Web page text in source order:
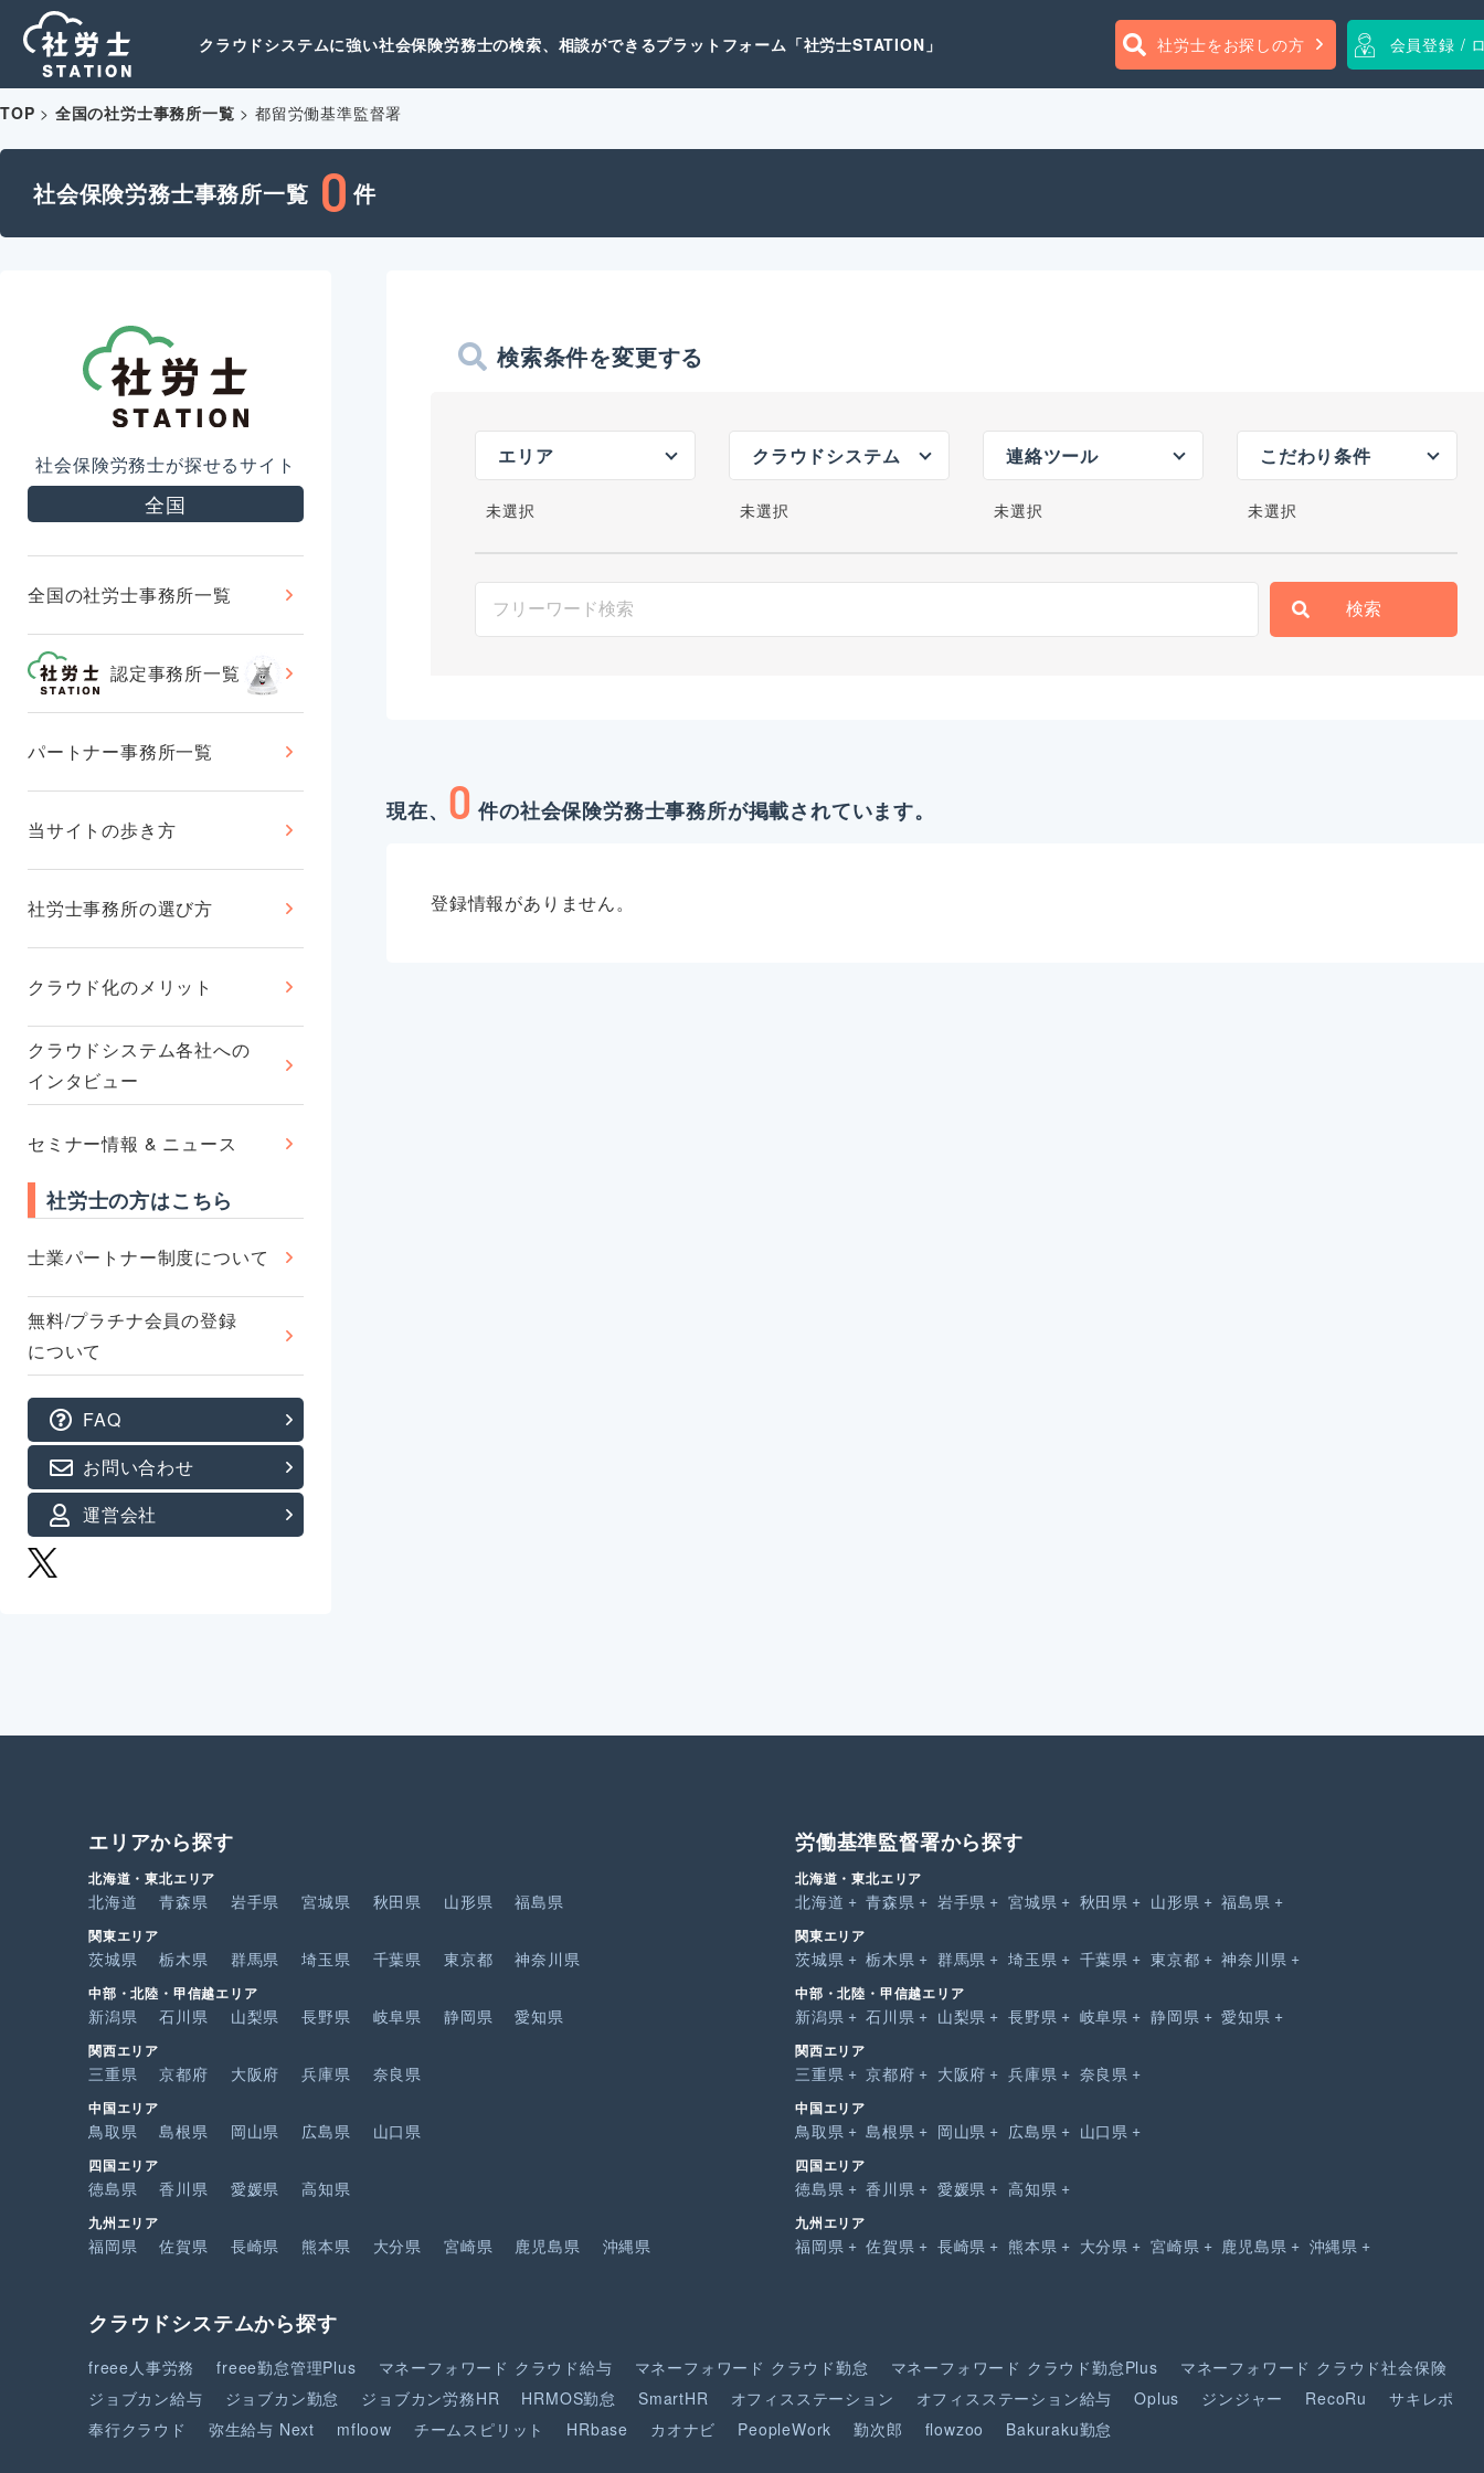
クラウドシステムに強い社会保険労務士の検索、相談ができるプラットフォーム「社労士STATION」 社労士をお探しの方 会員登録 /
TOP > 全国の社労士事務所一覧 >都留労働基準監督署
社会保険労務士事務所一覧 0 件
社会保険労務士が探せるサイト
全国
全国の社労士事務所一覧
認定事務所一覧
パートナー事務所一覧
当サイトの歩き方
社労士事務所の選び方
クラウド化のメリット
クラウドシステム各社への
インタビュー
セミナー情報 & ニュース
社労士の方はこちら
士業パートナー制度について
無料/プラチナ会員の登録
について
FAQ
お問い合わせ
運営会社
検索条件を変更する
エリア
未選択
クラウドシステム
未選択
連絡ツール
未選択
こだわり条件
未選択
現在、 0 件の社会保険労務士事務所が掲載されています。
登録情報がありません。
エリアから探す
北海道・東北エリア
北海道 青森県 岩手県 宮城県 秋田県 山形県 福島県
関東エリア
茨城県 栃木県 群馬県 埼玉県 千葉県 東京都 神奈川県
中部・北陸・甲信越エリア
新潟県 石川県 山梨県 長野県 岐阜県 静岡県 愛知県
関西エリア
三重県 京都府 大阪府 兵庫県 奈良県
中国エリア
鳥取県 島根県 岡山県 広島県 山口県
四国エリア
徳島県 香川県 愛媛県 高知県
九州エリア
福岡県 佐賀県 長崎県 熊本県 大分県 宮崎県 鹿児島県 沖縄県
労働基準監督署から探す
北海道・東北エリア
北海道 青森県 岩手県 宮城県 秋田県 山形県 福島県
関東エリア
茨城県 栃木県 群馬県 埼玉県 千葉県 東京都 神奈川県
中部・北陸・甲信越エリア
新潟県 石川県 山梨県 長野県 岐阜県 静岡県 愛知県
関西エリア
三重県 京都府 大阪府 兵庫県 奈良県
中国エリア
鳥取県 島根県 岡山県 広島県 山口県
四国エリア
徳島県 香川県 愛媛県 高知県
九州エリア
福岡県 佐賀県 長崎県 熊本県 大分県 宮崎県 鹿児島県 沖縄県
クラウドシステムから探す
freee人事労務 freee勤怠管理Plus マネーフォワード クラウド給与 マネーフォワード クラウド勤怠 マネーフォワード クラウド勤怠Plus マネーフォワード クラウド社会保険
ジョブカン給与
ジョブカン勤怠 ジョブカン労務HR HRMOS勤怠 SmartHR オフィスステーション オフィスステーション給与 Oplus ジンジャー RecoRu
サキレポ
奉行クラウド
弥生給与 Next mfloow チームスピリット HRbase カオナビ PeopleWork 勤次郎 flowzoo Bakuraku勤怠